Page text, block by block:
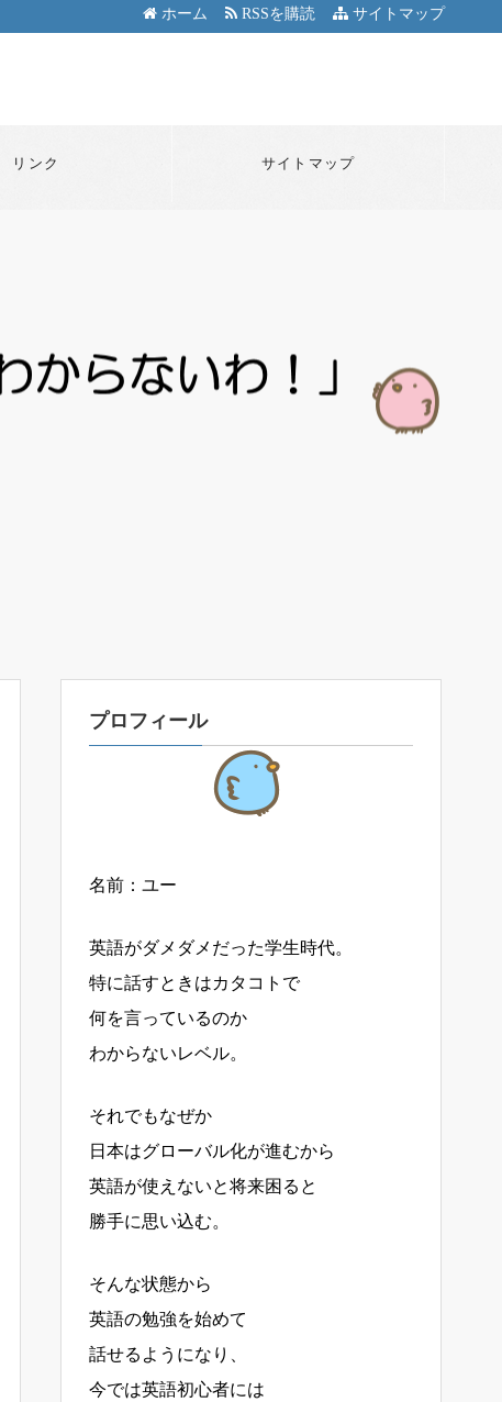
サイトマップ
RSSを購読
ホーム
リンク サイトマップ
プロフィール
名前：ユー
英語がダメダメだった学生時代。
特に話すときはカタコトで
何を言っているのか
わからないレベル。
それでもなぜか
日本はグローバル化が進むから
英語が使えないと将来困ると
勝手に思い込む。
そんな状態から
英語の勉強を始めて
話せるようになり、
今では英語初心者には